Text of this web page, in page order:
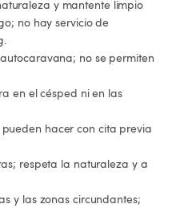
y mantente limpio
no hay servicio de
no se permiten
en el césped ni en las
hacer con cita previa
respeta la naturaleza y a
y las zonas circundantes;